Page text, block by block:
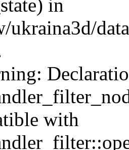
in
ukraina3d/
with